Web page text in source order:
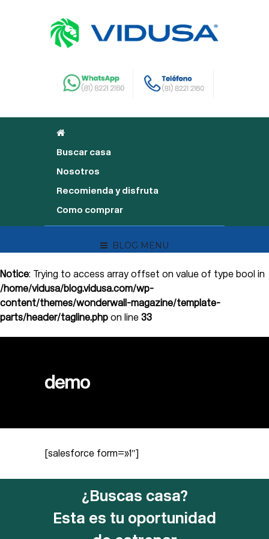
Buscar casa
Nosotros
Recomienda y disfruta
Como comprar
BLOG MENU
Notice: Trying to access array offset on value of type bool in
/home/vidusa/blog.vidusa.com/wp-
content/themes/wonderwall-magazine/template-
parts/header/tagline.php on line 33
demo
[salesforce form=»1″]
¿Buscas casa?
Esta es tu oportunidad